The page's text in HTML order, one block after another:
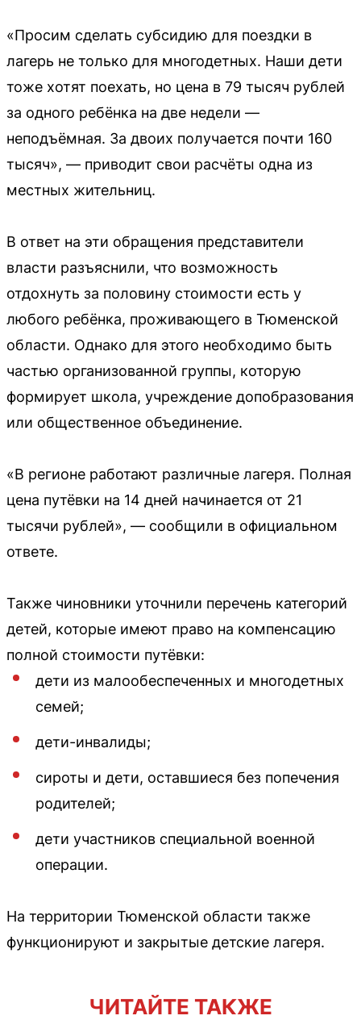
«Просим сделать субсидию для поездки в
лагерь не только для многодетных. Наши дети
тоже хотят поехать, но цена в 79 тысяч рублей
за одного ребёнка на две недели —
неподъёмная. За двоих получается почти 160
тысяч», — приводит свои расчёты одна из
местных жительниц.
В ответ на эти обращения представители
власти разъяснили, что возможность
отдохнуть за половину стоимости есть у
любого ребёнка, проживающего в Тюменской
области. Однако для этого необходимо быть
частью организованной группы, которую
формирует школа, учреждение допобразования
или общественное объединение.
«В регионе работают различные лагеря. Полная
цена путёвки на 14 дней начинается от 21
тысячи рублей», — сообщили в официальном
ответе.
Также чиновники уточнили перечень категорий
детей, которые имеют право на компенсацию
полной стоимости путёвки:
дети из малообеспеченных и многодетных
семей;
дети-инвалиды;
сироты и дети, оставшиеся без попечения
родителей;
дети участников специальной военной
операции.
На территории Тюменской области также
функционируют и закрытые детские лагеря.
ЧИТАЙТЕ ТАКЖЕ